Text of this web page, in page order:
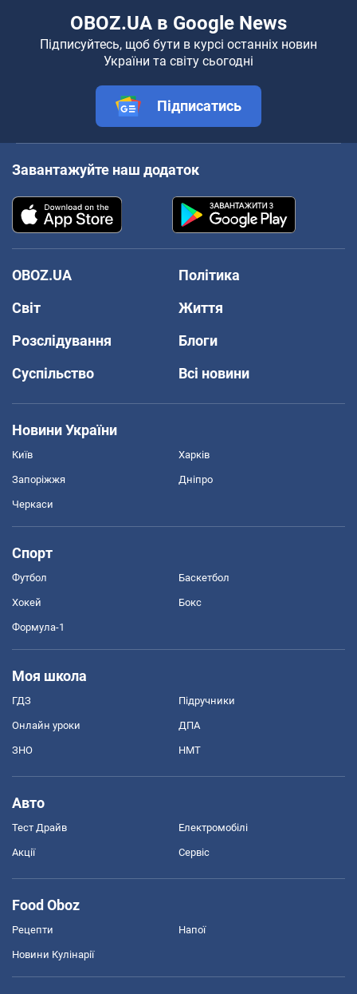
OBOZ.UA в Google News
Підписуйтесь, щоб бути в курсі останніх новин
України та світу сьогодні
Підписатись
Завантажуйте наш додаток
OBOZ.UA
Політика
Світ
Життя
Розслідування
Блоги
Суспільство
Всі новини
Новини України
Київ Харків
Запоріжжя Дніпро
Черкаси
Спорт
Футбол Баскетбол
Хокей Бокс
Формула-1
Моя школа
ГДЗ Підручники
Онлайн уроки ДПА
ЗНО НМТ
Авто
Тест Драйв Електромобілі
Акції Сервіс
Food Oboz
Рецепти Напої
Новини Кулінарії